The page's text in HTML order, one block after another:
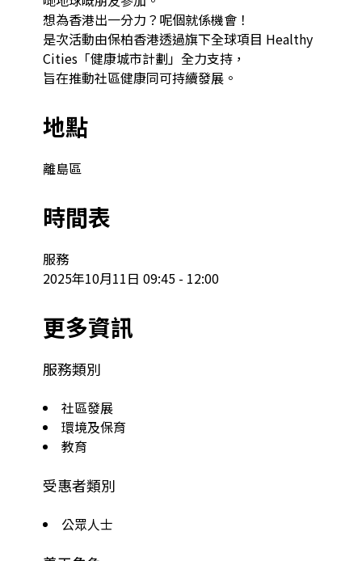
想為香港出一分力？呢個就係機會！
是次活動由保柏香港透過旗下全球項目 Healthy
Cities「健康城市計劃」全力支持，
旨在推動社區健康同可持續發展。
地點
離島區
時間表
服務
2025年10月11日 09:45 - 12:00
更多資訊
服務類別
社區發展
環境及保育
教育
受惠者類別
公眾人士